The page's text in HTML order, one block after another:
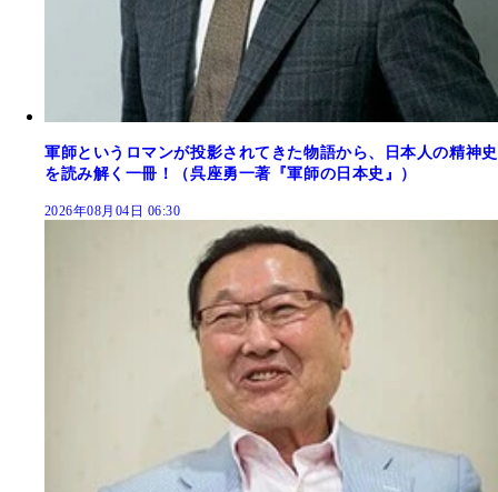
軍師というロマンが投影されてきた物語から、日本人の精神史
を読み解く一冊！（呉座勇一著『軍師の日本史』）
2026年08月04日 06:30